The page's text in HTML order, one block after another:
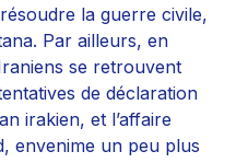
la guerre civile,
Par ailleurs, en
se retrouvent
de déclaration
irakien, et l’affaire
envenime un peu plus